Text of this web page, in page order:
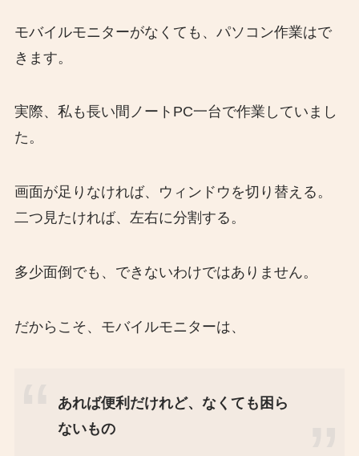
モバイルモニターがなくても、パソコン作業はで
きます。
実際、私も長い間ノートPC一台で作業していまし
た。
画面が足りなければ、ウィンドウを切り替える。
二つ見たければ、左右に分割する。
多少面倒でも、できないわけではありません。
だからこそ、モバイルモニターは、
あれば便利だけれど、なくても困ら
ないもの